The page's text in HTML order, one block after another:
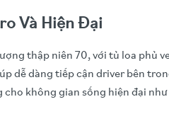
Và Hiện Đại
thập niên 70, với tủ loa phủ
dễ dàng tiếp cận driver bên
không gian sống hiện đại